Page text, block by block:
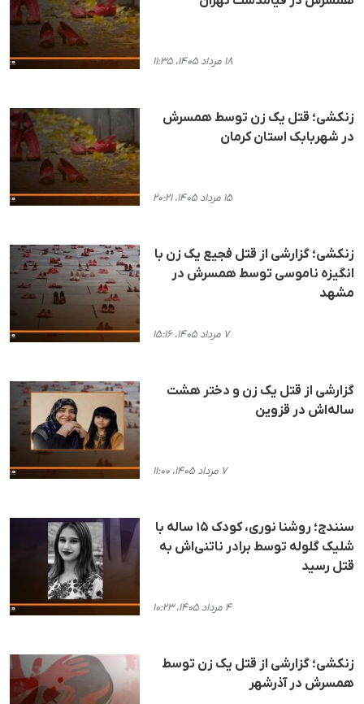
۱۸ مرداد ۱۴۰۵، ۱۱:۳۵
زنکشی؛ قتل یک زن توسط همسرش
در شهربابک استان کرمان
۱۵ مرداد ۱۴۰۵، ۲۰:۲۱
زنکشی؛ گزارشی از قتل فجیع یک زن با
انگیزه ناموسی توسط همسرش در
مشهد
۷ مرداد ۱۴۰۵، ۱۵:۱۶
گزارشی از قتل یک زن و دختر هشت
ساله‌اش در قزوین
۷ مرداد ۱۴۰۵، ۱۱:۰۰
سنندج؛ روشنا نوری، کودک ۱۵ ساله با
شلیک گلوله توسط برادر ناتنی‌اش به
قتل رسید
۴ مرداد ۱۴۰۵، ۱۰:۲۳
زنکشی؛ گزارشی از قتل یک زن توسط
همسرش در آذرشهر